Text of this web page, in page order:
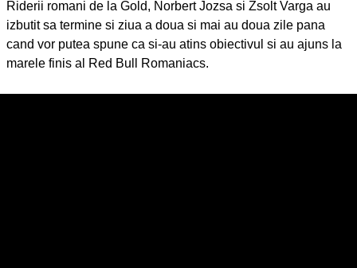
Riderii romani de la Gold, Norbert Jozsa si Zsolt Varga au
izbutit sa termine si ziua a doua si mai au doua zile pana
cand vor putea spune ca si-au atins obiectivul si au ajuns la
marele finis al Red Bull Romaniacs.